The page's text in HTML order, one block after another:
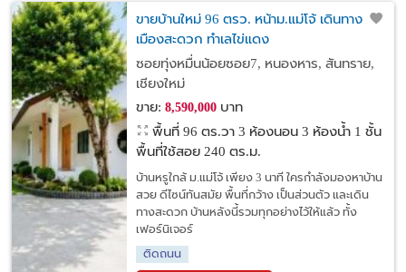
ขายบ้านใหม่ 96 ตรว. หน้าม.แม่โจ้ เดินทางเข้า
เมืองสะดวก ทำเลไข่แดง
ซอยทุ่งหมื่นน้อยซอย7, หนองหาร, สันทราย,
เชียงใหม่
ขาย: 8,590,000บาท
พื้นที่ 96 ตร.วา 3 ห้องนอน 3 ห้องน้ำ 1 ชั้น
พื้นที่ใช้สอย 240 ตร.ม.
บ้านหรูใกล้ ม.แม่โจ้ เพียง 3 นาที ใครกำลังมองหาบ้าน
สวย ดีไซน์ทันสมัย พื้นที่กว้าง เป็นส่วนตัว และเดิน
ทางสะดวก บ้านหลังนี้รวมทุกอย่างไว้ให้แล้ว ทั้ง
เฟอร์นิเจอร์
ติดถนน